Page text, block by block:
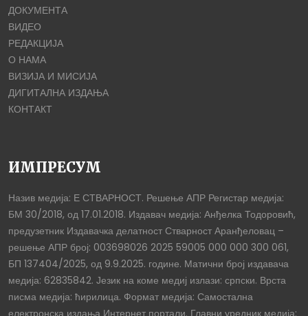
ДОКУМЕНТА
ВИДЕО
РЕДАКЦИЈА
О НАМА
ВИЗИЈА И МИСИЈА
ДИГИТАЛНА ИЗДАЊА
КОНТАКТ
ИМПРЕСУМ
Назив медија: Е СТВАРНОСТ. Решење АПР Регистар медија:
БМ 30/2018, од 17.01.2018. Издавач медија: Анђелка Тодоровић,
предузетник Издавачка делатност Стварност Аранђеловац –
решење АПР број: 003698026 2025 59005 000 000 300 061,
БП 137404/2025, од 9.9.2025. године. Матични број издавача
медија: 62835842. Језик на коме медиј излази: српски. Врста
писма медија: ћирилица. Формат медија: Самостална